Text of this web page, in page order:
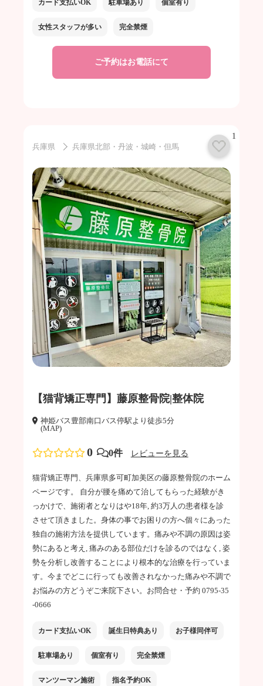
カード支払いOK 駐車場あり 個室有り
女性スタッフが多い 完全禁煙
ご予約はお電話にて
1
兵庫県
兵庫県北部・丹波・城崎・但馬
【猫背矯正専門】藤原整骨院|整体院
神姫バス豊部南口バス停駅より徒歩5分
(MAP)
0 0件 レビューを見る
猫背矯正専門、兵庫県多可町加美区の藤原整骨院のホーム
ページです。 自分が腰を痛めて治してもらった経験がき
っかけで、施術者となりはや18年, 約3万人の患者様を診
させて頂きました。身体の事でお困りの方へ個々にあった
独自の施術方法を提供しています。痛みや不調の原因は姿
勢にあると考え, 痛みのある部位だけを診るのではなく, 姿
勢を分析し改善することにより根本的な治療を行っていま
す。今までどこに行っても改善されなかった痛みや不調で
お悩みの方どうぞご来院下さい。お問合せ・予約 0795-35
-0666
カード支払いOK 誕生日特典あり お子様同伴可
駐車場あり 個室有り 完全禁煙
マンツーマン施術 指名予約OK